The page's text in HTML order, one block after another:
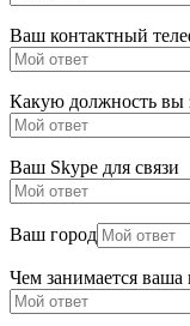
Ваш контактный
Какую должность вы
Ваш Skype для связи
Ваш город
Чем занимается ваша